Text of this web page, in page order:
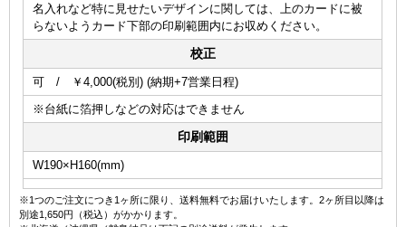
名入れなど特に見せたいデザインに関しては、上のカードに被
らないようカード下部の印刷範囲内にお収めください。
校正
可 / ￥4,000(税別) (納期+7営業日程)
※台紙に箔押しなどの対応はできません
印刷範囲
W190×H160(mm)
※1つのご注文につき1ヶ所に限り、送料無料でお届けいたします。2ヶ所目以降は
別途1,650円（税込）がかかります。